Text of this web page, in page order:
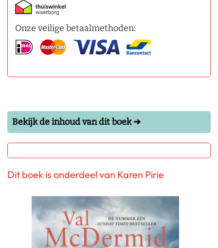
Onze veilige betaalmethoden:
Bekijk de inhoud van dit boek ➔
Dit boek is onderdeel van Karen Pirie